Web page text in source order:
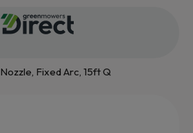
Nozzle, Fixed Arc, 15ft Q